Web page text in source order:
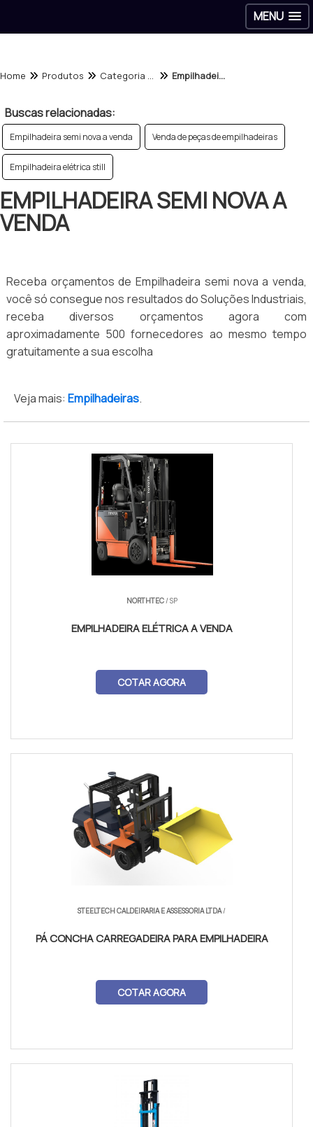
MENU
Home Produtos Categoria - Empilhadeiras Empilhadeira semi nova a venda
Buscas relacionadas:
Empilhadeira semi nova a venda Venda de peças de empilhadeiras
Empilhadeira elétrica still
EMPILHADEIRA SEMI NOVA A
VENDA
Receba orçamentos de Empilhadeira semi nova a venda,
você só consegue nos resultados do Soluções Industriais,
receba diversos orçamentos agora com
aproximadamente 500 fornecedores ao mesmo tempo
gratuitamente a sua escolha
Veja mais: Empilhadeiras.
NORTHTEC/ SP
EMPILHADEIRA ELÉTRICA A VENDA
COTAR AGORA
STEELTECH CALDEIRARIA E ASSESSORIA LTDA/
PÁ CONCHA CARREGADEIRA PARA EMPILHADEIRA
COTAR AGORA